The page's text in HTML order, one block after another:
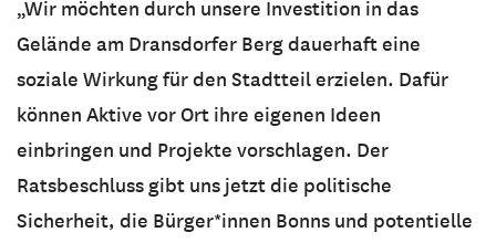
„Wir möchten durch unsere Investition in das
Gelände am Dransdorfer Berg dauerhaft eine
soziale Wirkung für den Stadtteil erzielen. Dafür
können Aktive vor Ort ihre eigenen Ideen
einbringen und Projekte vorschlagen. Der
Ratsbeschluss gibt uns jetzt die politische
Sicherheit, die Bürger*innen Bonns und potentielle